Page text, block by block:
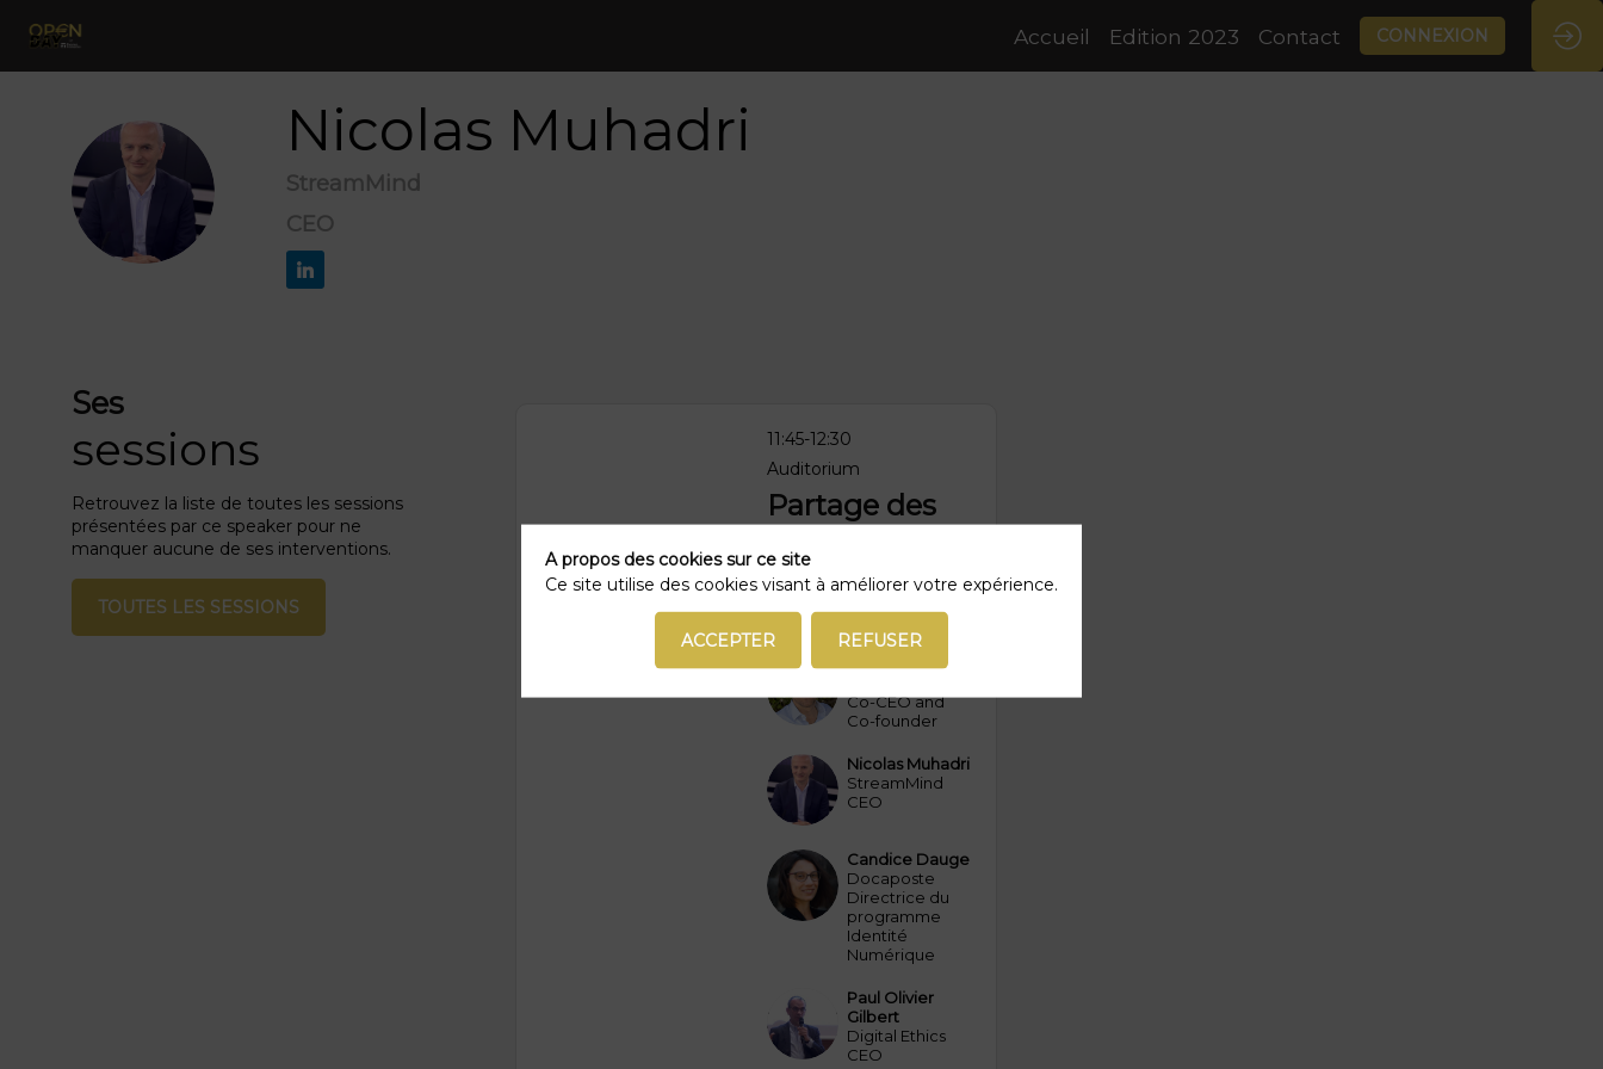
Accueil Edition 2023 Contact CONNEXION
NM
Nicolas Muhadri
StreamMind
CEO
Ses
sessions
Retrouvez la liste de toutes les sessions
présentées par ce speaker pour ne
manquer aucune de ses interventions.
TOUTES LES SESSIONS
11:45-12:30
Auditorium
Partage des
des données
sans naïveté
FT
Tocco
Co-CEO and
Co-founder
NM
Nicolas Muhadri
StreamMind
CEO
CD
Candice Dauge
Docaposte
Directrice du
programme
Identité
Numérique
POG
Paul Olivier
Gilbert
Digital Ethics
CEO
A propos des cookies sur ce site
Ce site utilise des cookies visant à améliorer votre expérience.
ACCEPTER REFUSER